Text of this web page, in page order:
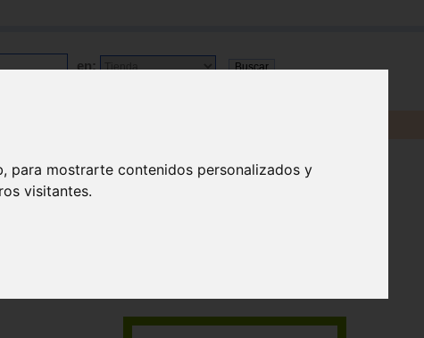
para mostrarte contenidos personalizados y
visitantes.
en: